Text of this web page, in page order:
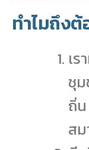
ทำไมถึงต้
เ
ชุ
ถิ่
ส